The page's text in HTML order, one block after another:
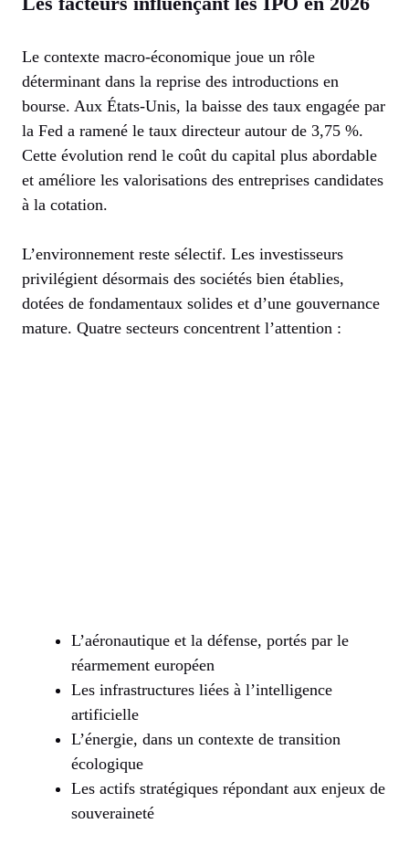
Le contexte macro-économique joue un rôle
déterminant dans la reprise des introductions en
bourse. Aux États-Unis, la baisse des taux engagée par
la Fed a ramené le taux directeur autour de 3,75 %.
Cette évolution rend le coût du capital plus abordable
et améliore les valorisations des entreprises candidates
à la cotation.
L’environnement reste sélectif. Les investisseurs
privilégient désormais des sociétés bien établies,
dotées de fondamentaux solides et d’une gouvernance
mature. Quatre secteurs concentrent l’attention :
L’aéronautique et la défense, portés par le
réarmement européen
Les infrastructures liées à l’intelligence
artificielle
L’énergie, dans un contexte de transition
écologique
Les actifs stratégiques répondant aux enjeux de
souveraineté